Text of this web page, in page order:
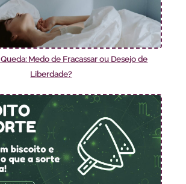
Medo de Fracassar ou Desejo de
Liberdade?